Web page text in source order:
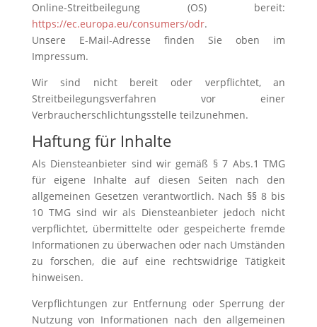
Online-Streitbeilegung (OS) bereit:
https://ec.europa.eu/consumers/odr.
Unsere E-Mail-Adresse finden Sie oben im
Impressum.
Wir sind nicht bereit oder verpflichtet, an
Streitbeilegungsverfahren vor einer
Verbraucherschlichtungsstelle teilzunehmen.
Haftung für Inhalte
Als Diensteanbieter sind wir gemäß § 7 Abs.1 TMG
für eigene Inhalte auf diesen Seiten nach den
allgemeinen Gesetzen verantwortlich. Nach §§ 8 bis
10 TMG sind wir als Diensteanbieter jedoch nicht
verpflichtet, übermittelte oder gespeicherte fremde
Informationen zu überwachen oder nach Umständen
zu forschen, die auf eine rechtswidrige Tätigkeit
hinweisen.
Verpflichtungen zur Entfernung oder Sperrung der
Nutzung von Informationen nach den allgemeinen